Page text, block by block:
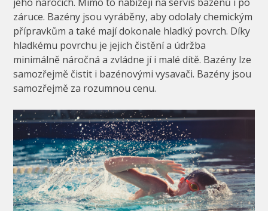
záruce. Bazény jsou vyráběny, aby odolaly chemickým
přípravkům a také mají dokonale hladký povrch. Díky
hladkému povrchu je jejich čistění a údržba
minimálně náročná a zvládne jí i malé dítě. Bazény lze
samozřejmě čistit i bazénovými vysavači. Bazény jsou
samozřejmě za rozumnou cenu.